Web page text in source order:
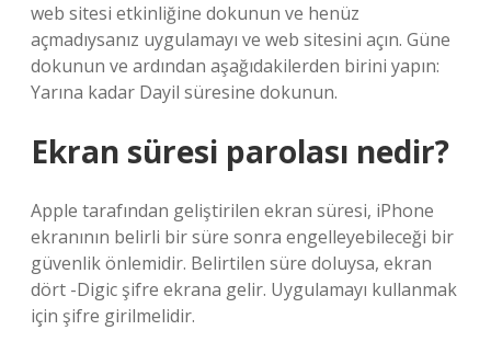
web sitesi etkinliğine dokunun ve henüz
açmadıysanız uygulamayı ve web sitesini açın. Güne
dokunun ve ardından aşağıdakilerden birini yapın:
Yarına kadar Dayil süresine dokunun.
Ekran süresi parolası nedir?
Apple tarafından geliştirilen ekran süresi, iPhone
ekranının belirli bir süre sonra engelleyebileceği bir
güvenlik önlemidir. Belirtilen süre doluysa, ekran
dört -Digic şifre ekrana gelir. Uygulamayı kullanmak
için şifre girilmelidir.